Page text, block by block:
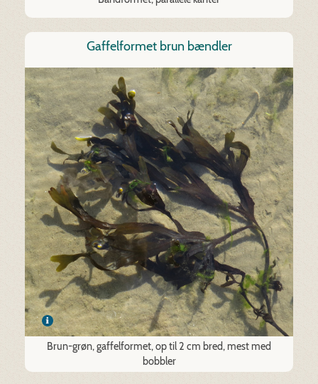
Gaffelformet brun bændler
Brun-grøn, gaffelformet, op til 2 cm bred, mest med
bobbler